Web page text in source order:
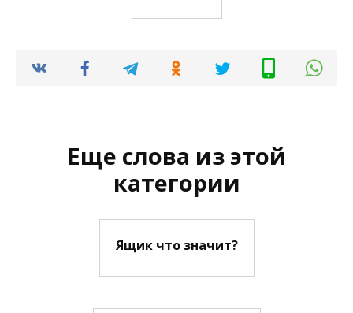
Еще слова из этой
категории
Ящик что значит?